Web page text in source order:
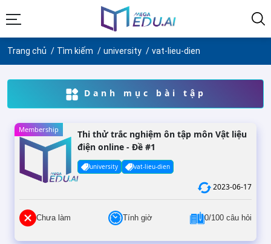
Trang chủ Tìm kiếm university vat-lieu-dien
Danh mục bài tập
Membership
Thi thử trắc nghiệm ôn tập môn Vật liệu
điện online - Đề #1
university vat-lieu-dien
2023-06-17
Chưa làm Tính giờ 0/100 câu hỏi